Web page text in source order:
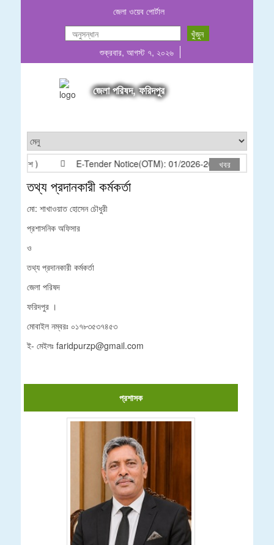
জেলা ওয়েব পোর্টাল
শুক্রবার, আগস্ট ৭, ২০২৬
জেলা পরিষদ, ফরিদপুর
আদেশ ) E-Tender Notice(OTM): 01/2026-2027 খবর
তথ্য প্রদানকারী কর্মকর্তা
মো: শাখাওয়াত হোসেন চৌধুরী
প্রশাসনিক অফিসার
ও
তথ্য প্রদানকারী কর্মকর্তা
জেলা পরিষদ
ফরিদপুর ।
মোবাইল নম্বরঃ ০১৭৮৩৫৩৭৪৫৩
ই- মেইলঃ faridpurzp@gmail.com
প্রশাসক